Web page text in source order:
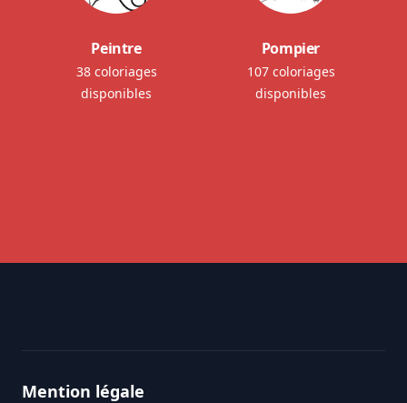
Peintre
38 coloriages
disponibles
Pompier
107 coloriages
disponibles
Mention légale